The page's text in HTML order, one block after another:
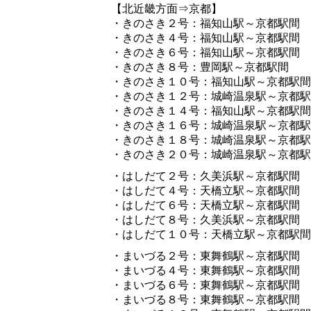
【北近畿方面⇒京都】
・きのさき２号：福知山駅～京都駅間
・きのさき４号：福知山駅～京都駅間
・きのさき６号：福知山駅～京都駅間
・きのさき８号：豊岡駅～京都駅間
・きのさき１０号：福知山駅～京都駅間
・きのさき１２号：城崎温泉駅～京都
・きのさき１４号：福知山駅～京都駅間
・きのさき１６号：城崎温泉駅～京都
・きのさき１８号：城崎温泉駅～京都
・きのさき２０号：城崎温泉駅～京都
・はしだて２号：久美浜駅～京都駅間
・はしだて４号：天橋立駅～京都駅間
・はしだて６号：天橋立駅～京都駅間
・はしだて８号：久美浜駅～京都駅間
・はしだて１０号：天橋立駅～京都駅間
・まいづる２号：東舞鶴駅～京都駅間
・まいづる４号：東舞鶴駅～京都駅間
・まいづる６号：東舞鶴駅～京都駅間
・まいづる８号：東舞鶴駅～京都駅間